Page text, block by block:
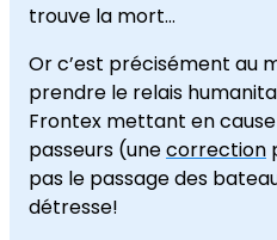
trouve la mort…
Or c’est précisément au
prendre le relais
Frontex mettant en
passeurs (unecorrection
pas le passage des
détresse!